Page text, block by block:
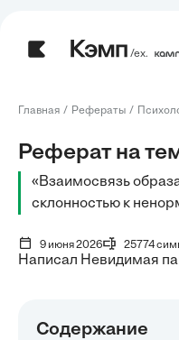
/ех.
Главная Рефераты
Реферат на
«Взаимосвязь
склонностью к
9 июня 2026 25774
Написал Невидимая
Содержание